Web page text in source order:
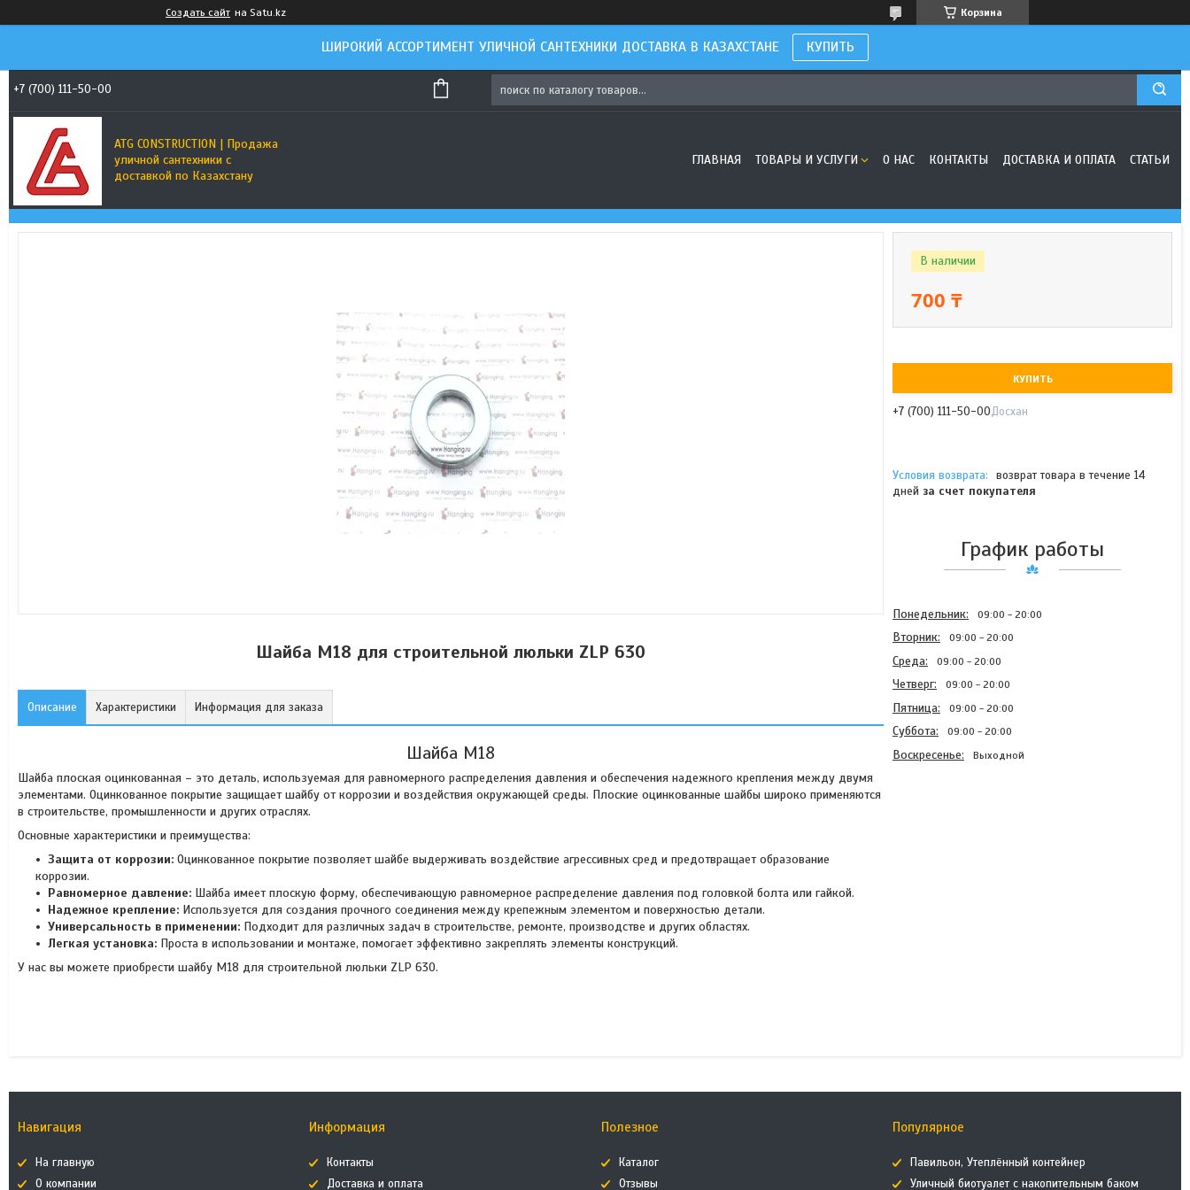
Создать сайт на Satu.kz Корзина
ШИРОКИЙ АССОРТИМЕНТ УЛИЧНОЙ САНТЕХНИКИ ДОСТАВКА В КАЗАХСТАНЕ КУПИТЬ
+7 (700) 111-50-00
ATG CONSTRUCTION | Продажа
уличной сантехники с
доставкой по Казахстану
ГЛАВНАЯ ТОВАРЫ И УСЛУГИ О НАС КОНТАКТЫ ДОСТАВКА И ОПЛАТА СТАТЬИ
Шайба М18 для строительной люльки ZLP 630
Описание Характеристики Информация для заказа
Шайба М18
Шайба плоская оцинкованная – это деталь, используемая для равномерного распределения давления и обеспечения надежного крепления между двумя
элементами. Оцинкованное покрытие защищает шайбу от коррозии и воздействия окружающей среды. Плоские оцинкованные шайбы широко применяются
в строительстве, промышленности и других отраслях.
Основные характеристики и преимущества:
Защита от коррозии: Оцинкованное покрытие позволяет шайбе выдерживать воздействие агрессивных сред и предотвращает образование
коррозии.
Равномерное давление: Шайба имеет плоскую форму, обеспечивающую равномерное распределение давления под головкой болта или гайкой.
Надежное крепление: Используется для создания прочного соединения между крепежным элементом и поверхностью детали.
Универсальность в применении: Подходит для различных задач в строительстве, ремонте, производстве и других областях.
Легкая установка: Проста в использовании и монтаже, помогает эффективно закреплять элементы конструкций.
У нас вы можете приобрести шайбу М18 для строительной люльки ZLP 630.
В наличии
700 ₸
КУПИТЬ
+7 (700) 111-50-00Досхан
возврат товара в течение 14
дней за счет покупателя
График работы
Понедельник 09:00 20:00
Вторник 09:00 20:00
Среда 09:00 20:00
Четверг 09:00 20:00
Пятница 09:00 20:00
Суббота 09:00 20:00
Воскресенье Выходной
Навигация
На главную
О компании
Информация
Контакты
Доставка и оплата
Полезное
Каталог
Отзывы
Популярное
Павильон, Утеплённый контейнер
Уличный биотуалет с накопительным баком